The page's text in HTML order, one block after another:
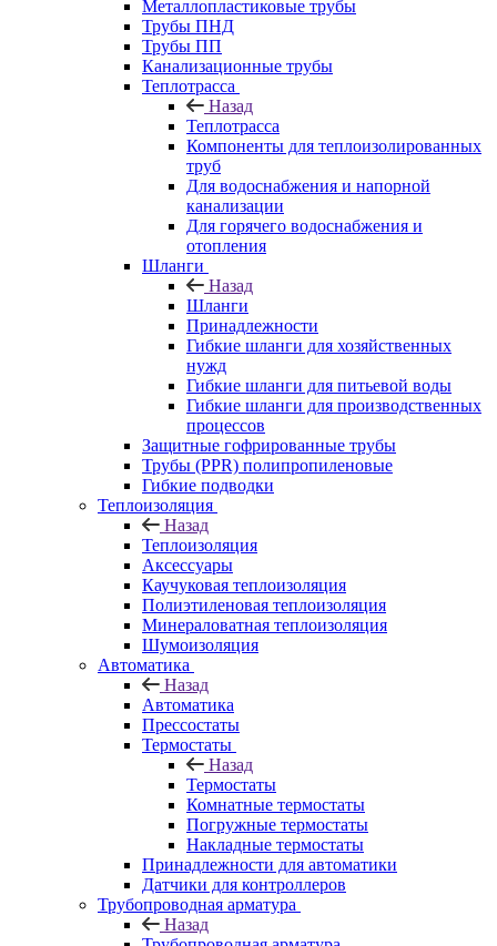
Металлопластиковые трубы
Трубы ПНД
Трубы ПП
Канализационные трубы
Теплотрасса
Назад
Теплотрасса
Компоненты для теплоизолированных
труб
Для водоснабжения и напорной
канализации
Для горячего водоснабжения и
отопления
Шланги
Назад
Шланги
Принадлежности
Гибкие шланги для хозяйственных
нужд
Гибкие шланги для питьевой воды
Гибкие шланги для производственных
процессов
Защитные гофрированные трубы
Трубы (РРR) полипропиленовые
Гибкие подводки
Теплоизоляция
Назад
Теплоизоляция
Аксессуары
Каучуковая теплоизоляция
Полиэтиленовая теплоизоляция
Минераловатная теплоизоляция
Шумоизоляция
Автоматика
Назад
Автоматика
Прессостаты
Термостаты
Назад
Термостаты
Комнатные термостаты
Погружные термостаты
Накладные термостаты
Принадлежности для автоматики
Датчики для контроллеров
Трубопроводная арматура
Назад